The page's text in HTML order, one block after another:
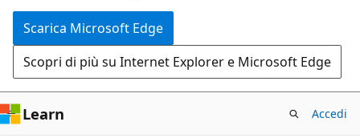
Scarica Microsoft Edge
Scopri di più su Internet Explorer e Microsoft Edge
Learn Accedi